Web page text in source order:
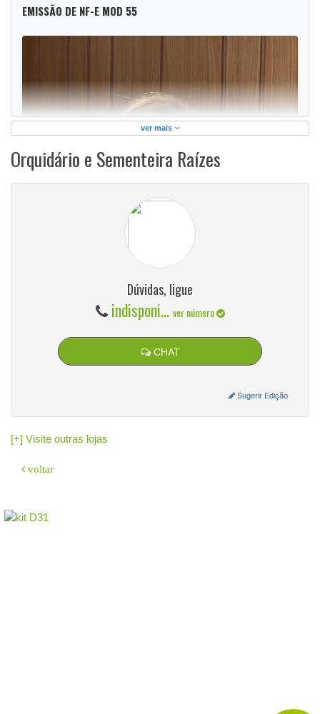
EMISSÃO DE NF-E MOD 55
ver mais
Orquidário e Sementeira Raízes
Dúvidas, ligue
indisponi... ver número
CHAT
Sugerir Edição
[+] Visite outras lojas
voltar